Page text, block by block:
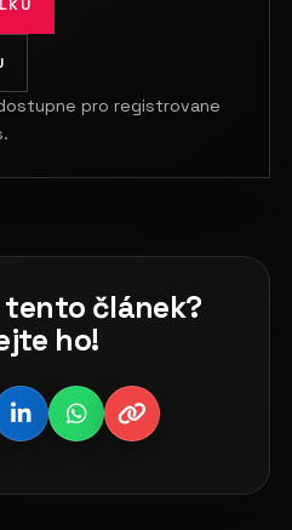
pro registrovane
tento článek?
ho!